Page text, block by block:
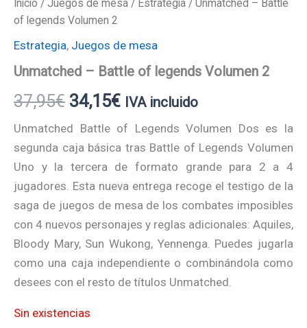
Inicio / Juegos de mesa / Estrategia / Unmatched – Battle
of legends Volumen 2
Estrategia, Juegos de mesa
Unmatched – Battle of legends Volumen 2
37,95€ 34,15€ IVA incluido
Unmatched Battle of Legends Volumen Dos es la
segunda caja básica tras Battle of Legends Volumen
Uno y la tercera de formato grande para 2 a 4
jugadores. Esta nueva entrega recoge el testigo de la
saga de juegos de mesa de los combates imposibles
con 4 nuevos personajes y reglas adicionales: Aquiles,
Bloody Mary, Sun Wukong, Yennenga. Puedes jugarla
como una caja independiente o combinándola como
desees con el resto de títulos Unmatched.
Sin existencias